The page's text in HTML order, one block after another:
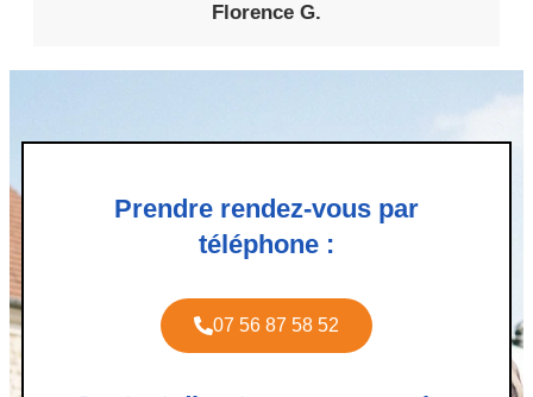
Florence G.
Prendre rendez-vous par
téléphone :
07 56 87 58 52